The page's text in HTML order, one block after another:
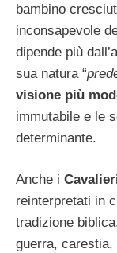
bambino
inconsapevole
dipende più
sua natura “
visione più
immutabile e le
determinante.
Anche i
reinterpretati in
tradizione
guerra,